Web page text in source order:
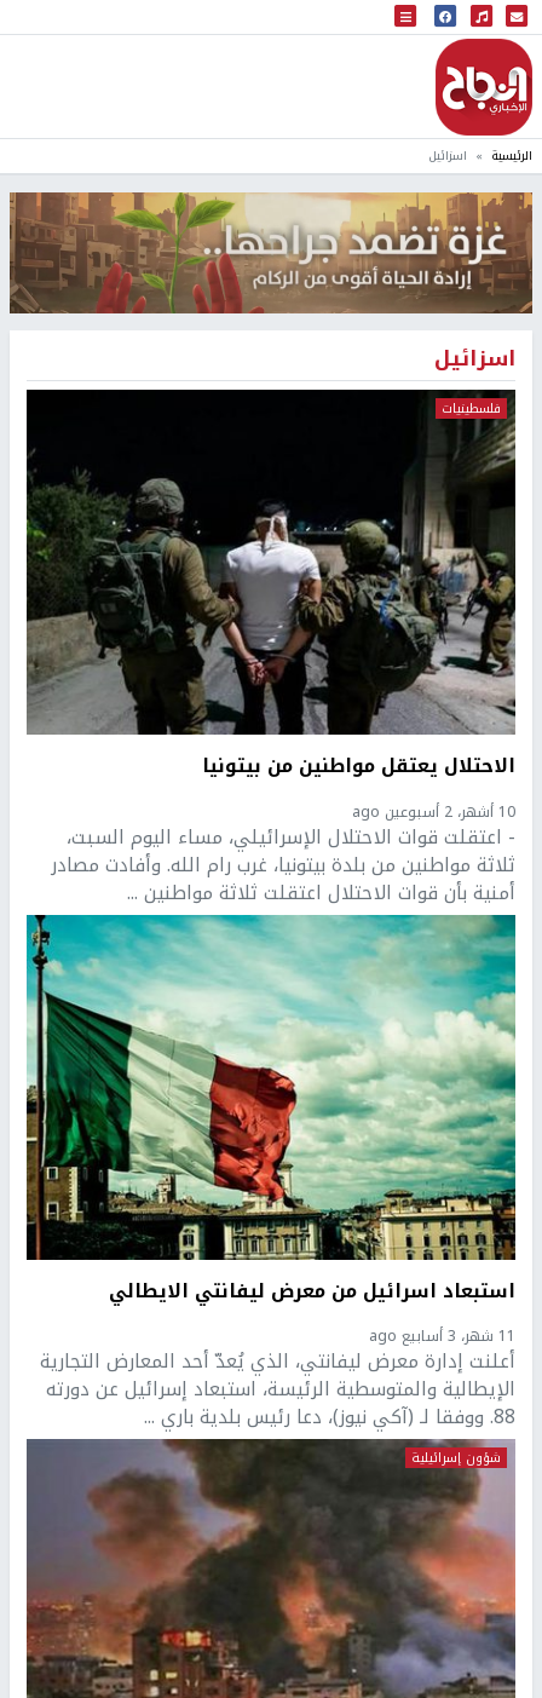
البث المباشر
إذاعة النجاح
الرئيسية اسزائيل
اسزائيل
فلسطينيات
الاحتلال يعتقل مواطنين من بيتونيا
10 أشهر، 2 أسبوعين ago
- اعتقلت قوات الاحتلال الإسرائيلي، مساء اليوم السبت،
ثلاثة مواطنين من بلدة بيتونيا، غرب رام الله. وأفادت مصادر
أمنية بأن قوات الاحتلال اعتقلت ثلاثة مواطنين ...
استبعاد اسرائيل من معرض ليفانتي الايطالي
11 شهر، 3 أسابيع ago
أعلنت إدارة معرض ليفانتي، الذي يُعدّ أحد المعارض التجارية
الإيطالية والمتوسطية الرئيسة، استبعاد إسرائيل عن دورته
88. ووفقا لـ (آكي نيوز)، دعا رئيس بلدية باري ...
شؤون إسرائيلية